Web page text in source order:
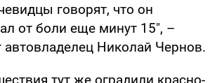
говорят, что он
от боли еще минут 15", –
автовладелец Николай Чернов.
тут же оградили красно-